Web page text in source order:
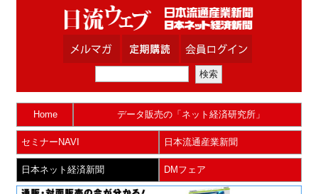
Home データ販売の「ネット経済研究所」
セミナーNAVI 日本流通産業新聞
日本ネット経済新聞 DMフェア